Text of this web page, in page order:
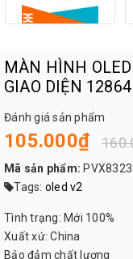
MÀN HÌNH
GIAO DIỆN 12864
Đánh giá sản phẩm
105.000₫
Mã sản phẩm:
Tags: oled v2
Tình trạng: Mới 100%
Xuất xứ: China
Bảo đảm chất lượng